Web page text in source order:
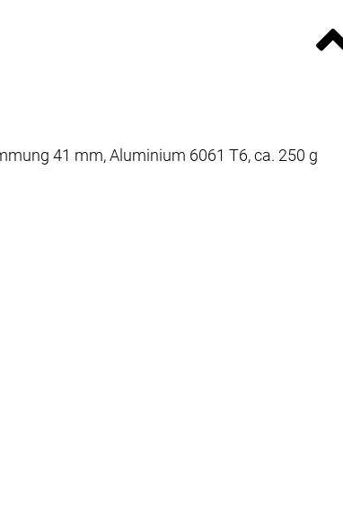
41 mm, Aluminium 6061 T6, ca. 250 g